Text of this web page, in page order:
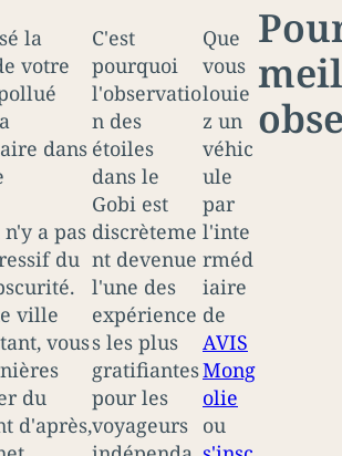
la
votre
dans
a pas
du
ville
vous
du
d'après,
C'est
pourquoi
l'observatio
n des
étoiles
dans le
Gobi est
discrèteme
nt devenue
l'une des
expérience
s les plus
gratifiantes
pour les
voyageurs
Que
vous
louie
z un
véhic
ule
par
l'inte
rméd
iaire
de
AVIS
Mong
olie
ou